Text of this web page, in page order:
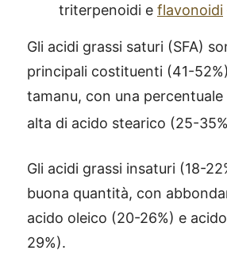
triterpenoidi e flavonoidi
Gli acidi grassi saturi (SFA)
principali costituenti (41-
tamanu, con una
alta di acido stearico (25-
Gli acidi grassi insaturi (18-
buona quantità, con
acido oleico (20-26%) e
29%).